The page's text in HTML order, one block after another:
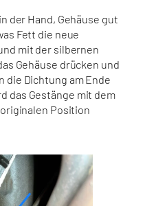
der Hand, Gehäuse gut
Fett die neue
mit der silbernen
Gehäuse drücken und
die Dichtung am Ende
das Gestänge mit dem
Position